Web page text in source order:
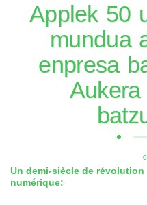
Applek 50
mundua
enpresa
Aukera
Un demi-siècle de
numérique: